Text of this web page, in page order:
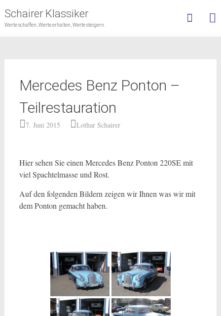
Schairer Klassiker
Werte schaffen, Werte erhalten, Werte steigern.
Mercedes Benz Ponton –
Teilrestauration
7. Juni 2015 Lothar Schairer
Hier sehen Sie einen Mercedes Benz Ponton 220SE mit
viel Spachtelmasse und Rost.
Auf den folgenden Bildern zeigen wir Ihnen was wir mit
dem Ponton gemacht haben.